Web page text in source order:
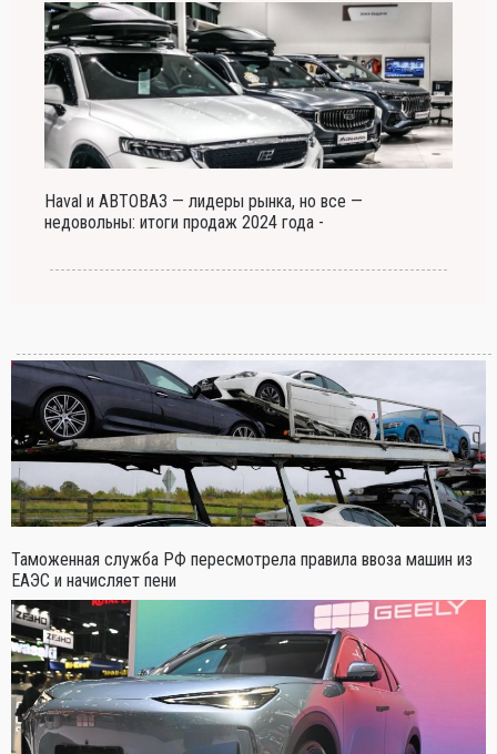
Haval и АВТОВАЗ — лидеры рынка, но все —
недовольны: итоги продаж 2024 года -
Таможенная служба РФ пересмотрела правила ввоза машин из
ЕАЭС и начисляет пени